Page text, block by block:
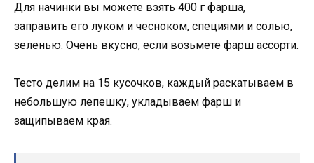
Для начинки вы можете взять 400 г фарша,
заправить его луком и чесноком, специями и солью,
зеленью. Очень вкусно, если возьмете фарш ассорти.
Тесто делим на 15 кусочков, каждый раскатываем в
небольшую лепешку, укладываем фарш и
защипываем края.